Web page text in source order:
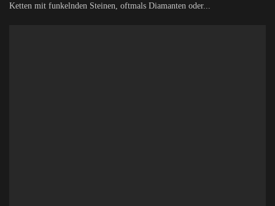
Ketten mit funkelnden Steinen, oftmals Diamanten oder...